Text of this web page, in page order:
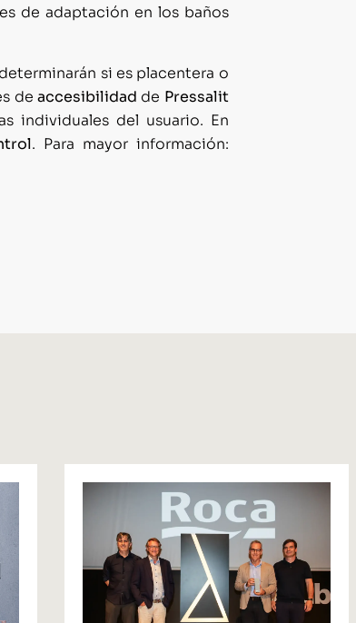
de adaptación en los baños
si es placentera o
de accesibilidad de Pressalit
individuales del usuario. En
. Para mayor información: